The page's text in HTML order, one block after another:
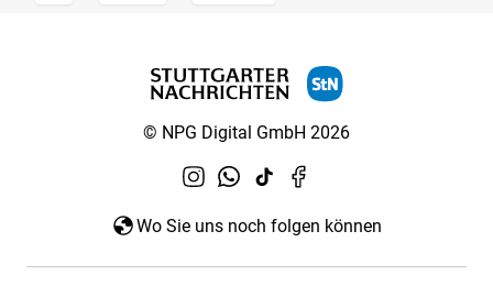
© NPG Digital GmbH 2026
Wo Sie uns noch folgen können